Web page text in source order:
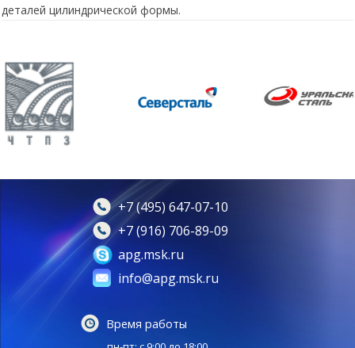
деталей цилиндрической формы.
+7 (495) 647-07-10
+7 (916) 706-89-09
apg.msk.ru
info@apg.msk.ru
Время работы